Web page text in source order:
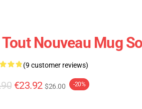
Nouveau Mug
(9 customer reviews)
€23.92 $26.00 -20%